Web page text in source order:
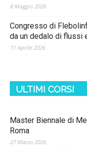
8 Maggio 2026
Congresso di
da un dedalo di flussi
11 Aprile 2026
ULTIMI CORSI
Master Biennale di
Roma
27 Marzo 2026